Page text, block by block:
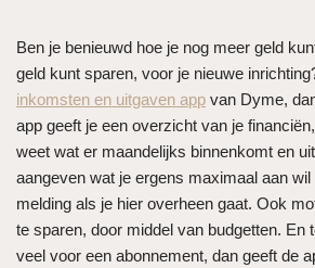
Ben je benieuwd hoe je nog meer geld
geld kunt sparen, voor je nieuwe
inkomsten en uitgaven app van Dyme,
app geeft je een overzicht van je
weet wat er maandelijks binnenkomt en
aangeven wat je ergens maximaal aan
melding als je hier overheen gaat. Ook
te sparen, door middel van budgetten. En
veel voor een abonnement, dan geeft de